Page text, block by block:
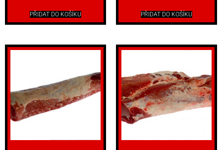
PŘIDAT DO KOŠÍKU PŘIDAT DO KOŠÍKU